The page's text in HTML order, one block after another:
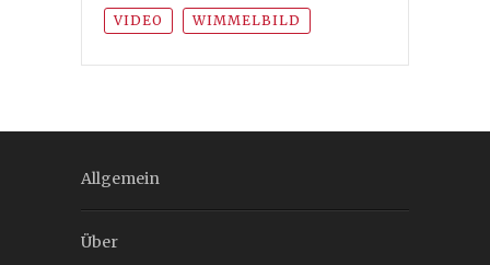
VIDEO WIMMELBILD
Allgemein
Über